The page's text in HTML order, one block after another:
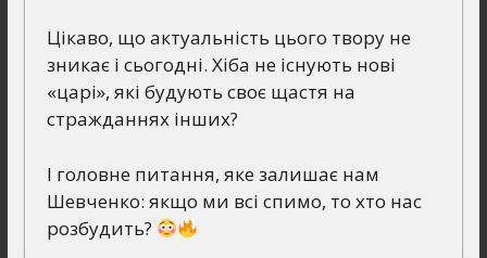
Цікаво, що актуальність цього твору не
зникає і сьогодні. Хіба не існують нові
«царі», які будують своє щастя на
стражданнях інших?
І головне питання, яке залишає нам
Шевченко: якщо ми всі спимо, то хто нас
розбудить?